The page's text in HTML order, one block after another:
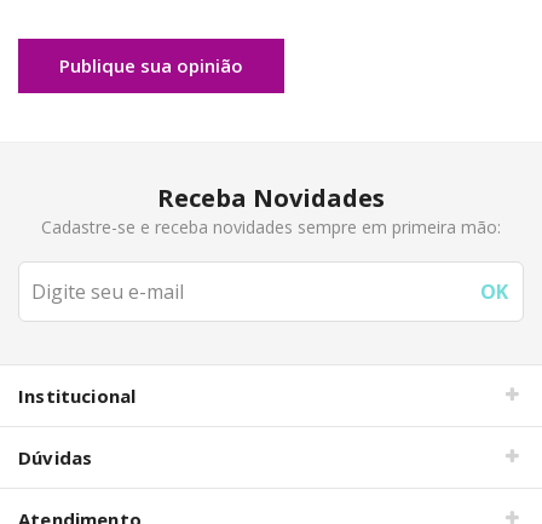
Publique sua opinião
Receba Novidades
Cadastre-se e receba novidades sempre em primeira mão:
Institucional
Dúvidas